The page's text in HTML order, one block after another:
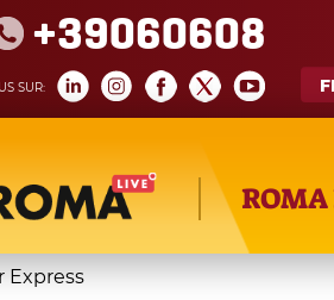
+39060608
SUR:
ROMA
Express